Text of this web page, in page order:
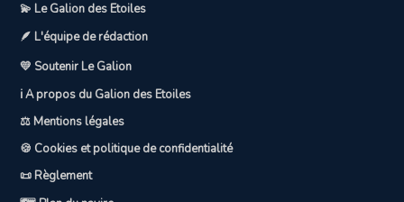
💫 Le Galion des Etoiles
🪶 L'équipe de rédaction
💛 Soutenir Le Galion
ℹ️ A propos du Galion des Etoiles
⚖️ Mentions légales
🍪 Cookies et politique de confidentialité
📜 Règlement